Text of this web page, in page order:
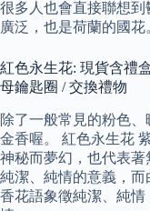
很多人也會直接聯想
廣泛，也是荷蘭的國花
紅色永生花: 現貨含禮
母鑰匙圈 / 交換禮物
除了一般常見的粉色
金香喔。 紅色永生花
神秘而夢幻，也代表
純潔、純情的意義，
香花語象徵純潔、純